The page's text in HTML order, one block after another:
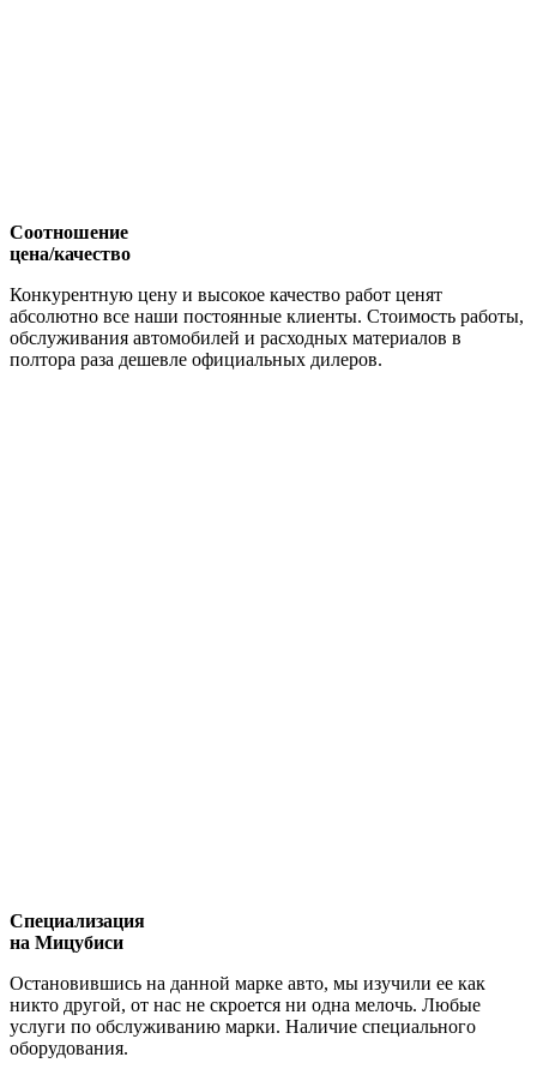
Соотношение
цена/качество
Конкурентную цену и высокое качество работ ценят
абсолютно все наши постоянные клиенты. Стоимость работы,
обслуживания автомобилей и расходных материалов в
полтора раза дешевле официальных дилеров.
Специализация
на Мицубиси
Остановившись на данной марке авто, мы изучили ее как
никто другой, от нас не скроется ни одна мелочь. Любые
услуги по обслуживанию марки. Наличие специального
оборудования.